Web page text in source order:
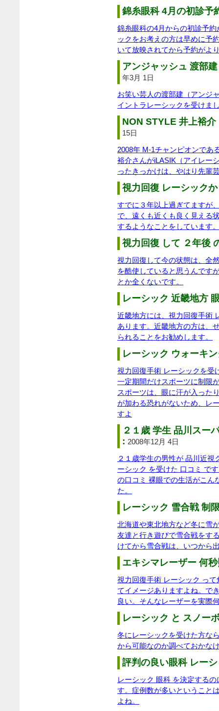
錦糸眼科 4月の初診予
錦糸眼科の4月からの初診予
ックをお考えの方は早めに予
いて放映されてから予約がよ
アンジャッシュ 渡部
年3月 1日
お笑い芸人の渡部建（アンジ
イントラレーシックを受けま
NON STYLE 井上裕
15日
2008年 M-1チャンピオンであ
裕介さんがiLASIK（アイレー
ったきっかけは、やはり先輩
視力回復 レーシック
すでに３年以上過ぎてますが
で、遠くも近くも良く見える
するようなことをしています
視力回復 して ２年後
視力回復して今の状態は、全
を酷使していると思うんです
とか全くないです。
レーシック 近畿地方
近畿地方には、視力回復手術
あります。近畿地方の方は、
られることをお勧めします。
レーシック ウォーキ
視力回復手術 レーシックを受
一定期間だけスポーツに制限
スポーツは、眼に汗が入った
が加わる恐れがないため、レ
すよ
２１歳 学生 品川スー
: 2008年12月 4日
２１歳学生の男性が 品川近
ーシック を受けた 口コミ で
の口コミ 裸眼での生活がこん
た。
レーシック 雪合戦 制
北海道や東北地方など冬に雪
友達と行き遊びで雪合戦をす
けてから雪合戦は、いつから
エキシマレーザー 何
視力回復手術 レーシック っ
てイメージありますよね。で
良い。そんなレーザーを実際
レーシック と スノー
冬にレーシックを受けた方な
から可能なのか調べておかな
評判の良い眼科 レー
レーシック 眼科 を決定する
す。症例数が多いということ
よね。